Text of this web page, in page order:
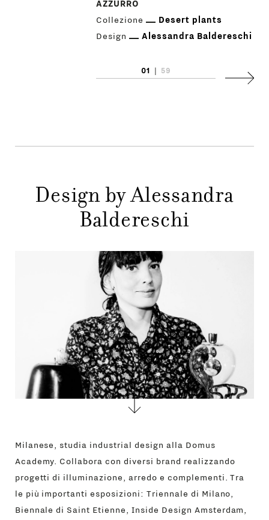
MENU
PRINCIPALE
PRODOTTI
STORE
CONTATTI
AZZURRO
Collezione
Desert plants
Design
Alessandra Baldereschi
01 | 59
Design by Alessandra
Baldereschi
Milanese, studia industrial design alla Domus
Academy. Collabora con diversi brand realizzando
progetti di illuminazione, arredo e complementi. Tra
le più importanti esposizioni: Triennale di Milano,
Biennale di Saint Etienne, Inside Design Amsterdam,